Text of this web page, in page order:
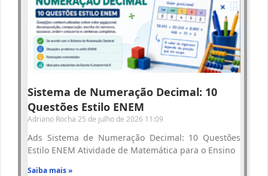
Sistema de Numeração Decimal: 10
Questões Estilo ENEM
Adriano Rocha 25 de julho de 2026 11:09
Ads Sistema de Numeração Decimal: 10 Questões
Estilo ENEM Atividade de Matemática para o Ensino
Saiba mais »